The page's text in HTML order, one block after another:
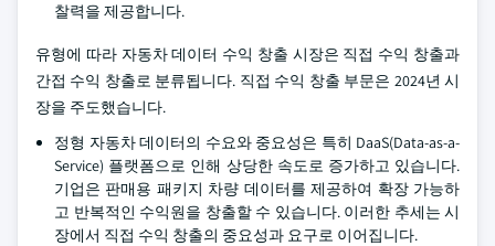
찰력을 제공합니다.
유형에 따라 자동차 데이터 수익 창출 시장은 직접 수익 창출과
간접 수익 창출로 분류됩니다. 직접 수익 창출 부문은 2024년 시
장을 주도했습니다.
정형 자동차 데이터의 수요와 중요성은 특히 DaaS(Data-as-a-
Service) 플랫폼으로 인해 상당한 속도로 증가하고 있습니다.
기업은 판매용 패키지 차량 데이터를 제공하여 확장 가능하
고 반복적인 수익원을 창출할 수 있습니다. 이러한 추세는 시
장에서 직접 수익 창출의 중요성과 요구로 이어집니다.